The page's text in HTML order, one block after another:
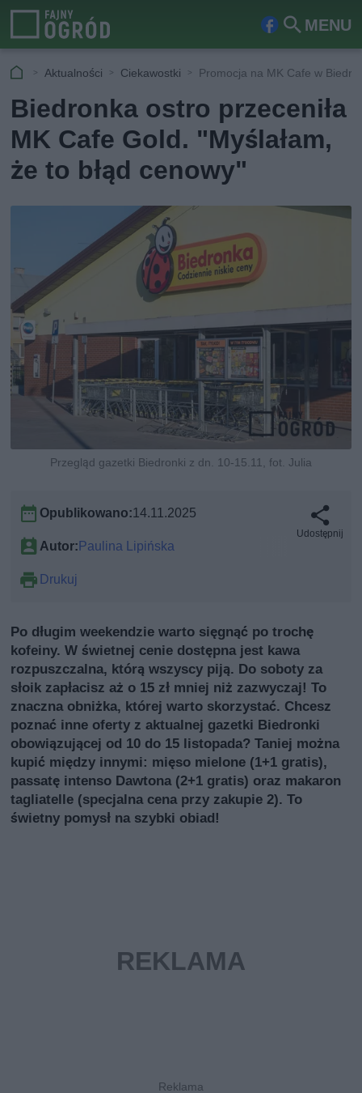
MENU
Fa
ook
Szu
kaj
Aktualności Ciekawostki Promocja na MK Cafe w
Biedronka ostro przeceniła
MK Cafe Gold. "Myślałam,
że to błąd cenowy"
Przegląd gazetki Biedronki z dn. 10-15.11, fot. Julia
Opublikowano:14.11.2025
Autor:Paulina Lipińska
Drukuj
Udostępnij
Po długim weekendzie warto sięgnąć po trochę
kofeiny. W świetnej cenie dostępna jest kawa
rozpuszczalna, którą wszyscy piją. Do soboty za
słoik zapłacisz aż o 15 zł mniej niż zazwyczaj! To
znaczna obniżka, której warto skorzystać. Chcesz
poznać inne oferty z aktualnej gazetki Biedronki
obowiązującej od 10 do 15 listopada? Taniej można
kupić między innymi: mięso mielone (1+1 gratis),
passatę intenso Dawtona (2+1 gratis) oraz makaron
tagliatelle (specjalna cena przy zakupie 2). To
świetny pomysł na szybki obiad!